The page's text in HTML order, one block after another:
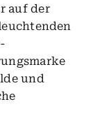
auf der
und